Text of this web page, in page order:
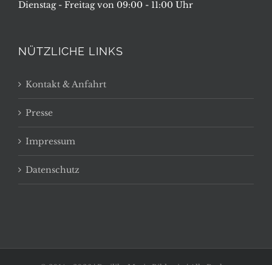
Dienstag - Freitag von 09:00 - 11:00 Uhr
NÜTZLICHE LINKS
Kontakt & Anfahrt
Presse
Impressum
Datenschutz